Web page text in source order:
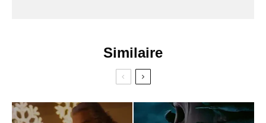
Similaire